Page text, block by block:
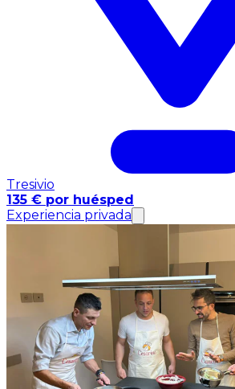
Tresivio
135 € por huésped
Experiencia privada